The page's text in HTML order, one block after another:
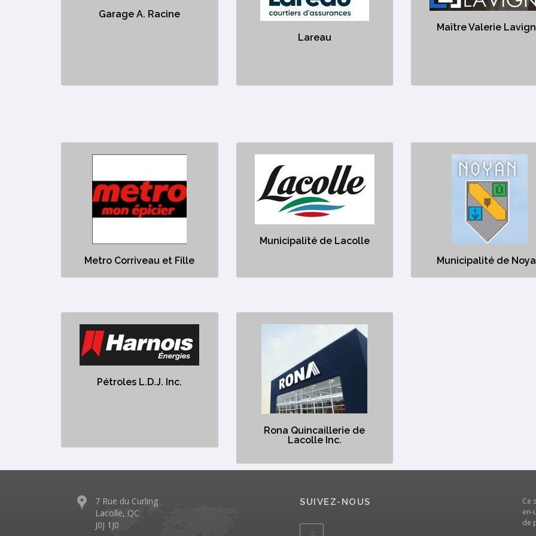
Garage A. Racine
Lareau
https://lareau.ca/
Courtiers d'assurance
Maître Valerie
https://
Metro Corriveau et Fille
https://www.metro.ca/trouver-une-
epicerie/33
Municipalité de Lacolle
Municipalité de Lacolle
https://lacolle.com/
Services Municipaux;;;Municipal
Services
Municipalité de
Municipalité de
https://www.ville.noyan.qc.ca
Services
Services
Pétroles L.D.J. Inc.
Pétroles L.D.J. Inc.
https://harnoisenergies.com/fr/station/petroles-
l-d-j/
Rona Quincaillerie de
Lacolle Inc.
Rona Quincaillerie de
Lacolle Inc.
https://www.rona.ca/fr/magasin/quebec/lacolle/rona-
quincaillerie-de-lacolle-inc-11050
7 Rue du Curling
Lacolle, QC
J0J 1J0
SUIVEZ-NOUS Ce
en-
de